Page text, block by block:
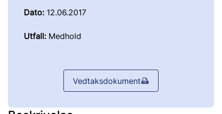
Dato: 12.06.2017
Utfall: Medhold
Vedtaksdokument